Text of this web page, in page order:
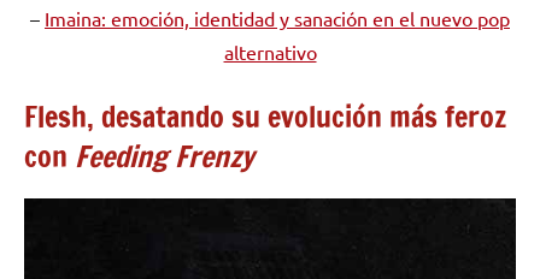
– Imaina: emoción, identidad y sanación en el nuevo pop
alternativo
Flesh, desatando su evolución más feroz
con Feeding Frenzy